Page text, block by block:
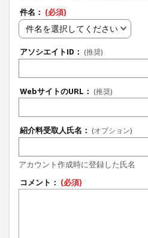
件名： (必須)
件名を選択してください
アソシエイトID： (推奨)
WebサイトのURL： (推奨)
紹介料受取人氏名： (オプション)
アカウント作成時に登録した氏名
コメント： (必須)